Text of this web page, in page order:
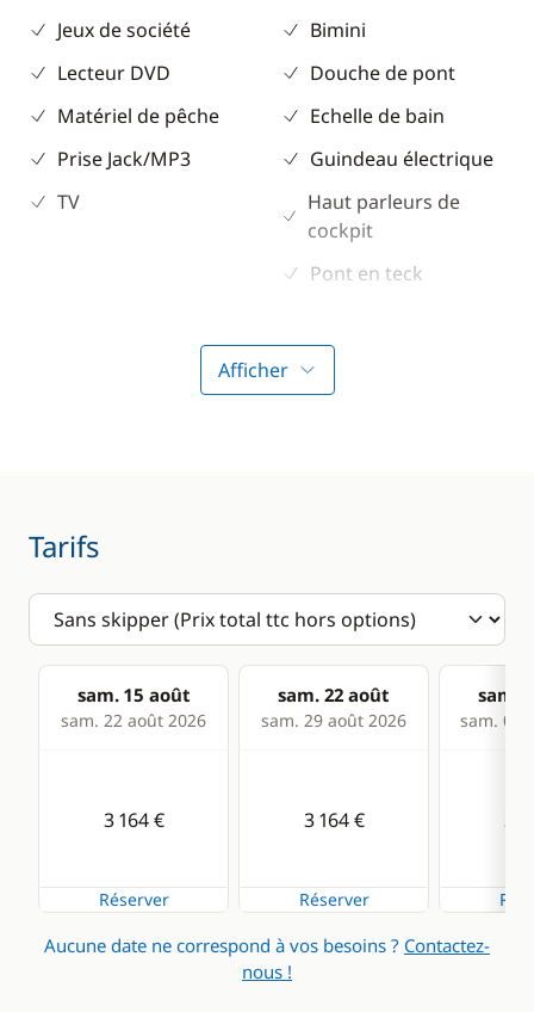
Jeux de société
Lecteur DVD
Matériel de pêche
Prise Jack/MP3
TV
Bimini
Douche de pont
Echelle de bain
Guindeau électrique
Haut parleurs de
cockpit
Pont en teck
en teck
GPS
Lecteur de cartes
Guide & cartes
Cuisine
Machine à café
Confort
Afficher
Tarifs
sam. 15 août
sam. 22 août 2026
sam. 22 août
sam. 29 août 2026
sam.
sam. 05
3 164 €
Réserver
3 164 €
Réserver
3
Aucune date ne correspond à vos besoins ? Contactez-
nous !